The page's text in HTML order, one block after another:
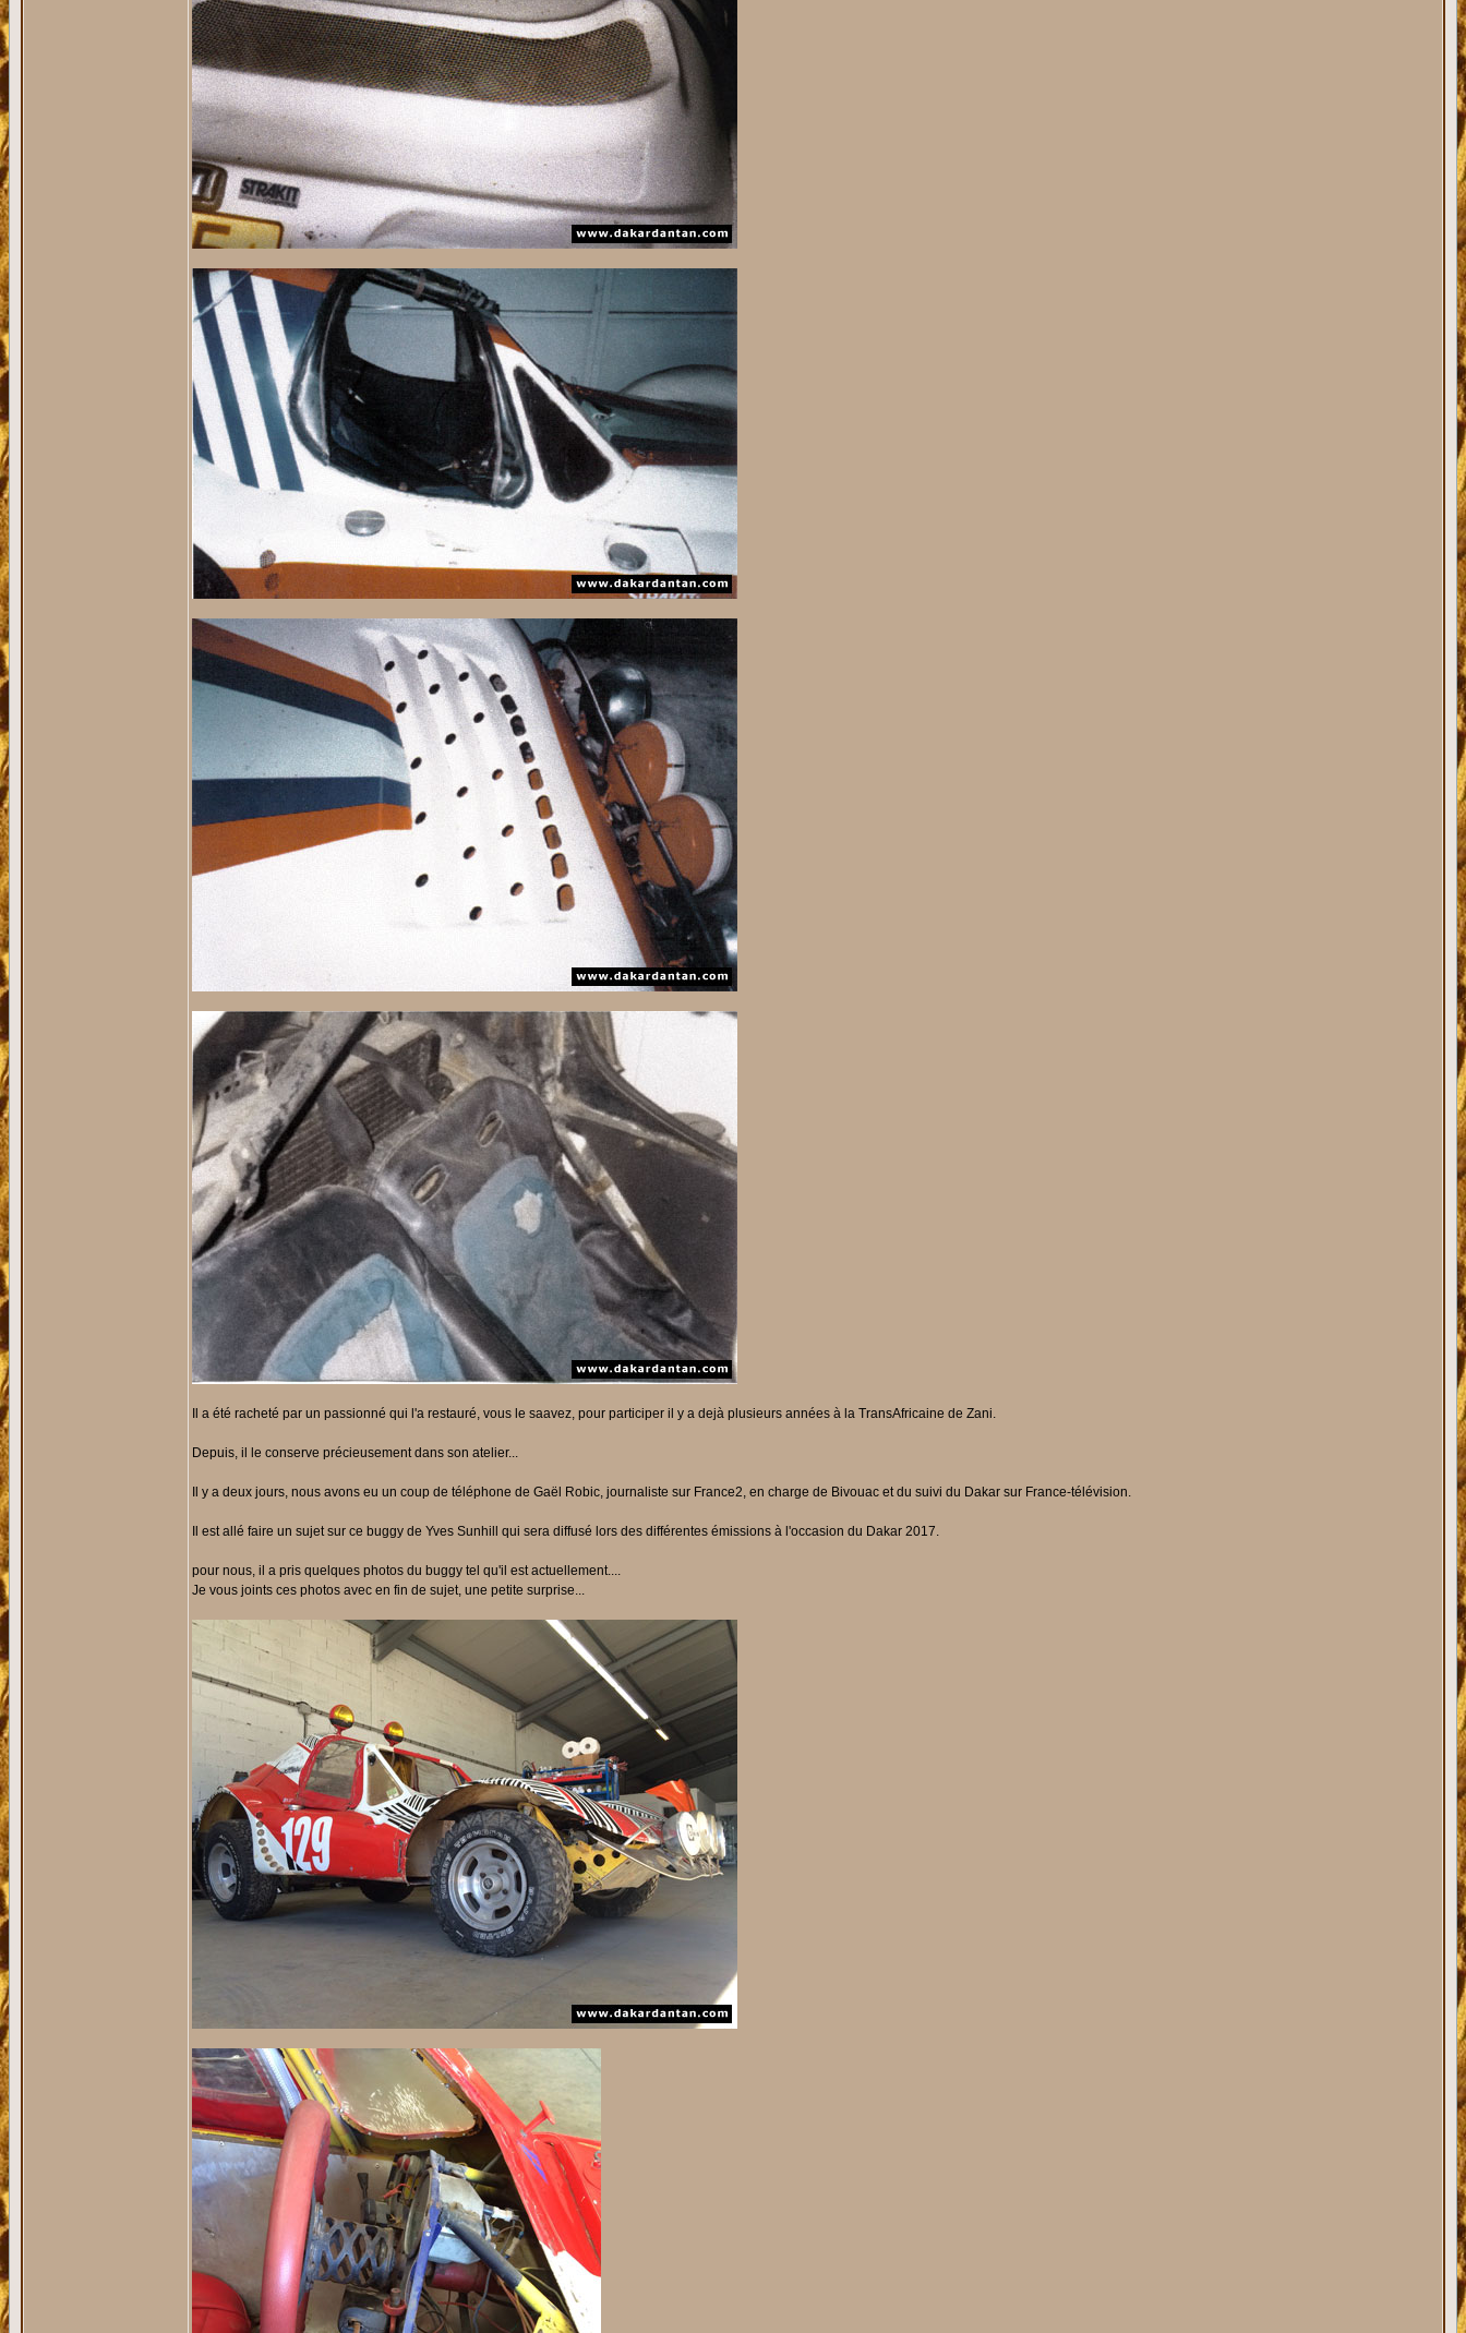
Il a été racheté par un passionné qui l'a restauré, vous le saavez, pour participer il y a dejà plusieurs années à la TransAfricaine de Zani.
Depuis, il le conserve précieusement dans son atelier...
Il y a deux jours, nous avons eu un coup de téléphone de Gaël Robic, journaliste sur France2, en charge de Bivouac et du suivi du Dakar sur France-télévision.
Il est allé faire un sujet sur ce buggy de Yves Sunhill qui sera diffusé lors des différentes émissions à l'occasion du Dakar 2017.
pour nous, il a pris quelques photos du buggy tel qu'il est actuellement....
Je vous joints ces photos avec en fin de sujet, une petite surprise...